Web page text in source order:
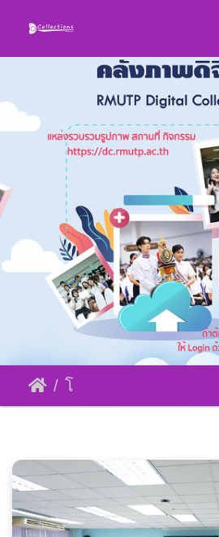
โครงการให้คำปรึกษา